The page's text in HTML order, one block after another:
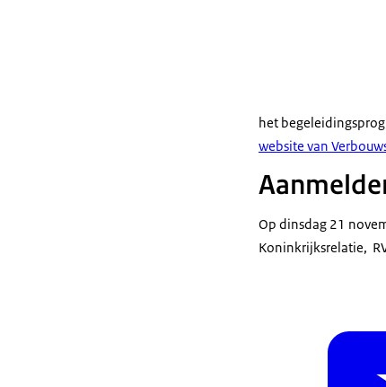
het
website van
Op dinsdag 21
Koninkrijksrelatie,